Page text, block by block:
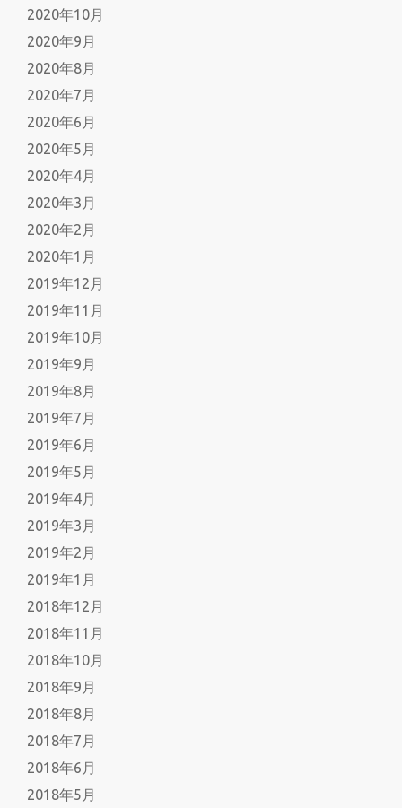
2020年10月
2020年9月
2020年8月
2020年7月
2020年6月
2020年5月
2020年4月
2020年3月
2020年2月
2020年1月
2019年12月
2019年11月
2019年10月
2019年9月
2019年8月
2019年7月
2019年6月
2019年5月
2019年4月
2019年3月
2019年2月
2019年1月
2018年12月
2018年11月
2018年10月
2018年9月
2018年8月
2018年7月
2018年6月
2018年5月